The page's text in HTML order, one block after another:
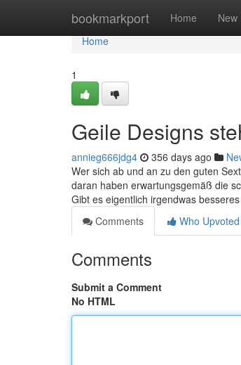
bookmarkport Home New
Home
Home
1
Geile Designs
annieg666jdg4 356 days ago
Wer sich ab und an zu den guten
daran haben erwartungsgemäß die
Gibt es eigentlich irgendwas
Comments
Who Upvoted
Comments
Submit a Comment
No HTML